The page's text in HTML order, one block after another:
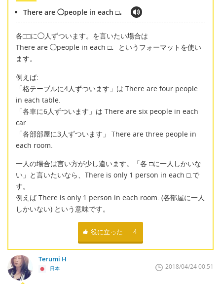
There are ◯people in each □．
各□□に◯人ずついます。を言いたい場合は
There are ◯people in each □．というフォーマットを使い
ます。
例えば:
「格テーブルに4人ずついます」は There are four people
in each table.
「各車に6人ずついます」は There are six people in each
car.
「各部部屋に3人ずついます」 There are three people in
each room.
一人の場合は言い方が少し違います。「各 □に一人しかいな
い」と言いたいなら、There is only 1 person in each □.で
す。
例えば There is only 1 person in each room. (各部屋に一人
しかいない) という意味です。
役に立った 4
Terumi H
日本 2018/04/24 00:51